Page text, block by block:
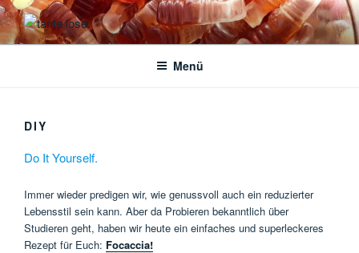
Zum
Inhalt
springenTANTE LOSE.
plastikfrei einkaufen
Menü
DIY
Do It Yourself.
Immer wieder predigen wir, wie genussvoll auch ein reduzierter
Lebensstil sein kann. Aber da Probieren bekanntlich über
Studieren geht, haben wir heute ein einfaches und superleckeres
Rezept für Euch: Focaccia!